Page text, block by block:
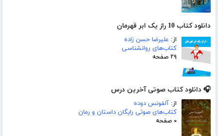
دانلود کتاب 10 راز یک ابر قهرمان
از: علیرضا حسن زاده
کتاب‌های روانشناسی
۲۹ صفحه
🎧 دانلود کتاب صوتی آخرین درس
از: آلفونس دوده
کتاب‌های صوتی رایگان داستان و رمان
۰ صفحه